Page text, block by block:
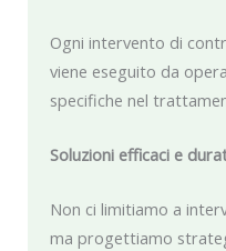
Ogni intervento di
viene eseguito da
specifiche nel
Soluzioni efficaci e
Non ci limitiamo a
ma progettiamo